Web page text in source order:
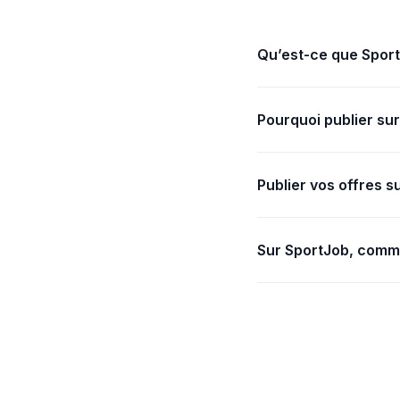
Qu’est-ce que
Pourquoi publier
maximise la visibilité
Publier vos offres
d'emploi proposés.
Sur SportJob,